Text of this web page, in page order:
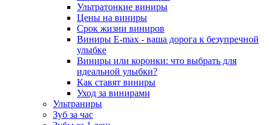
Ультратонкие виниры
Цены на виниры
Срок жизни виниров
Виниры E-max - ваша дорога к безупречной
улыбке
Виниры или коронки: что выбрать для
идеальной улыбки?
Как ставят виниры
Уход за винирами
Ультраниры
Зуб за час